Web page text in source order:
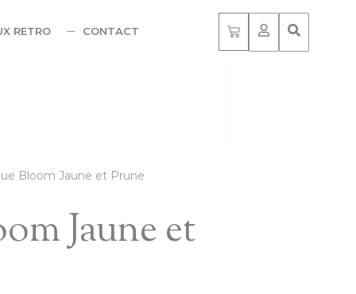
RETRO CONTACT
Bloom Jaune et Prune
Jaune et